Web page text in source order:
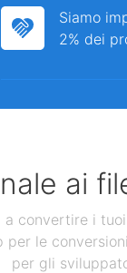
Siamo
2% dei
ai
convertire i
per le
per gli